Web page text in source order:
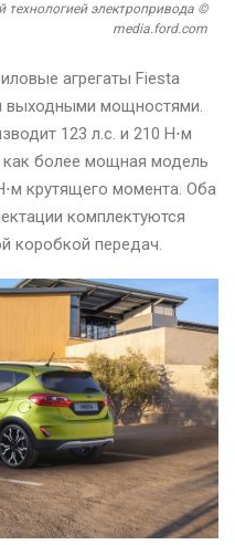
технологией электропривода ©
media.ford.com
агрегаты Fiesta
выходными мощностями.
123 л.с. и 210 Н⋅м
как более мощная модель
крутящего момента. Оба
комплектуются
коробкой передач.